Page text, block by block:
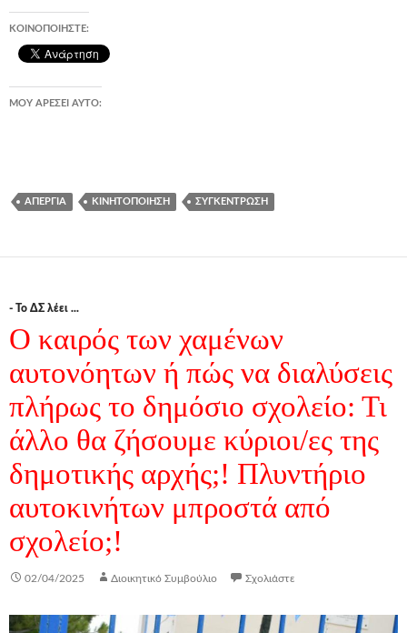
ΚΟΙΝΟΠΟΙΉΣΤΕ:
ΜΟΥ ΑΡΈΣΕΙ ΑΥΤΌ:
ΑΠΕΡΓΊΑ ΚΙΝΗΤΟΠΟΊΗΣΗ ΣΥΓΚΈΝΤΡΩΣΗ
- Το ΔΣ λέει ...
Ο καιρός των χαμένων
αυτονόητων ή πώς να διαλύσεις
πλήρως το δημόσιο σχολείο: Τι
άλλο θα ζήσουμε κύριοι/ες της
δημοτικής αρχής;! Πλυντήριο
αυτοκινήτων μπροστά από
σχολείο;!
02/04/2025 Διοικητικό Συμβούλιο Σχολιάστε